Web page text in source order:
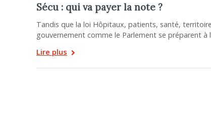
Sécu : qui va payer la note ?
Tandis que la loi Hôpitaux, patients, santé,
gouvernement comme le Parlement se préparent à
Lire plus